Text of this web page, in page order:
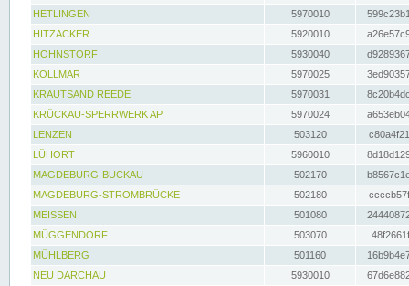
HETLINGEN
5970010
HITZACKER
5920010
HOHNSTORF
5930040
KOLLMAR
5970025
KRAUTSAND REEDE
5970031
KRÜCKAU-SPERRWERK AP
5970024
LENZEN
503120
LÜHORT
5960010
MAGDEBURG-BUCKAU
502170
MAGDEBURG-STROMBRÜCKE
502180
MEISSEN
501080
MÜGGENDORF
503070
MÜHLBERG
501160
NEU DARCHAU
5930010